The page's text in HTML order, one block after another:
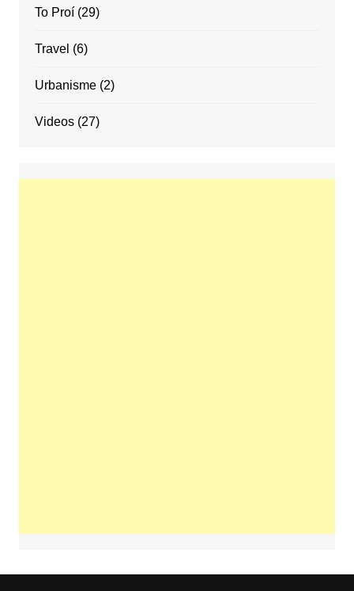
To Proí(29)
Travel (6)
Urbanisme(2)
Videos(27)